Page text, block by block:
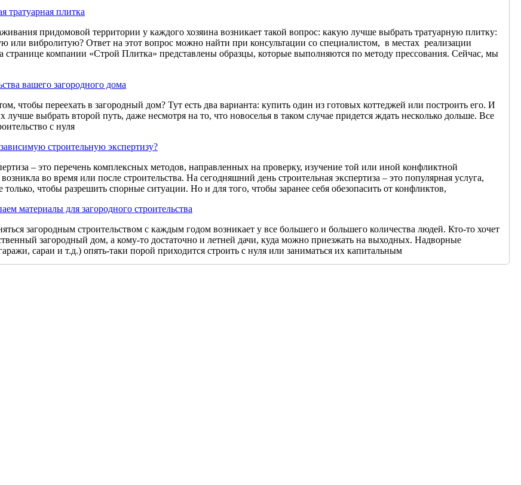
тратуарная плитка
придомовой территории у каждого хозяина возникает такой вопрос: какую лучше выбрать тратуарную плитку:
или вибролитую? Ответ на этот вопрос можно найти при консультации со специалистом, в местах реализации
странице компании «Строй Плитка» представлены образцы, которые выполняются по методу прессования. Сейчас, мы
вашего загородного дома
чтобы переехать в загородный дом? Тут есть два варианта: купить один из готовых коттеджей или построить его. И
выбрать второй путь, даже несмотря на то, что новоселья в таком случае придется ждать несколько дольше. Все
с нуля
строительную экспертизу?
– это перечень комплексных методов, направленных на проверку, изучение той или иной конфликтной
во время или после строительства. На сегодняшний день строительная экспертиза – это популярная услуга,
чтобы разрешить спорные ситуации. Но и для того, чтобы заранее себя обезопасить от конфликтов,
материалы для загородного строительства
загородным строительством с каждым годом возникает у все большего и большего количества людей. Кто-то хочет
загородный дом, а кому-то достаточно и летней дачи, куда можно приезжать на выходных. Надворные
сараи и т.д.) опять-таки порой приходится строить с нуля или заниматься их капитальным